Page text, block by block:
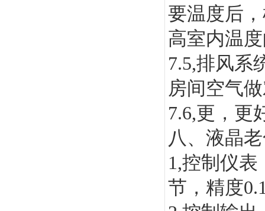
要温度后
高室内温
7.5,排风系
房间空气
7.6,更，更
八、液晶
1,控制仪表
节，精度